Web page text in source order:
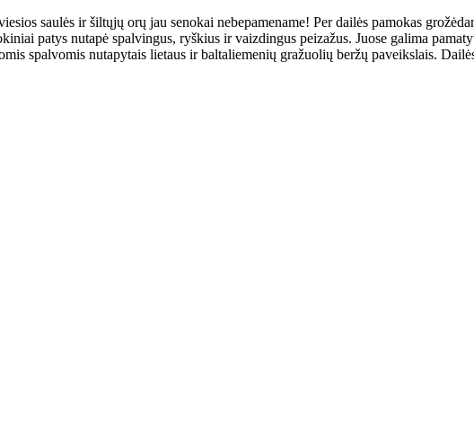
saulės ir šiltųjų orų jau senokai nebepamename! Per dailės pamokas
patys nutapė spalvingus, ryškius ir vaizdingus peizažus. Juose galima
spalvomis nutapytais lietaus ir baltaliemenių gražuolių beržų paveikslais.